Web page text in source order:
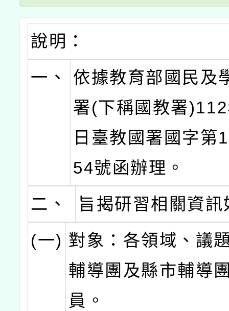
說明：
一、
依據教育部國民及
署(下稱國教署
日臺教國署國字第
54號函辦理。
二、
旨揭研習相關資訊
(一) 對象：各領域、議
輔導團及縣市輔導
員。